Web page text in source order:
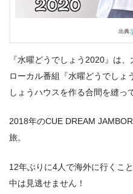
出典:
『水曜どうでしょう2020』は
ローカル番組『水曜どうでしょ
しょうハウスを作る合間を縫っ
2018年のCUE DREAM
旅。
12年ぶりに4人で海外に行くこ
中は見逃せません！